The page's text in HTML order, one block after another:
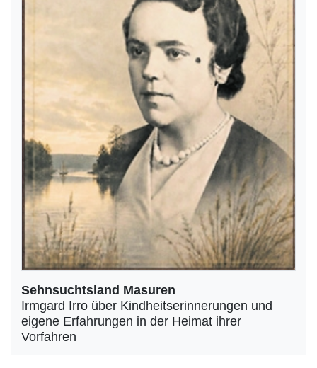
Sehnsuchtsland Masuren
Irmgard Irro über Kindheitserinnerungen und
eigene Erfahrungen in der Heimat ihrer
Vorfahren